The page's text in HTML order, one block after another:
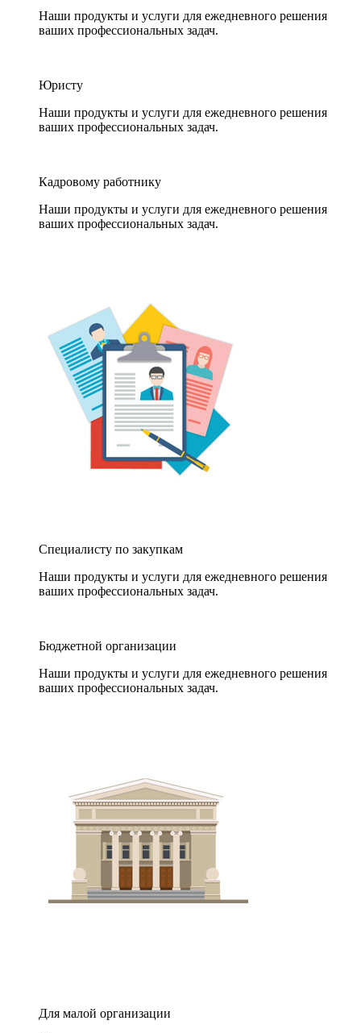
Наши продукты и услуги для ежедневного решения
ваших профессиональных задач.
Юристу
Наши продукты и услуги для ежедневного решения
ваших профессиональных задач.
Кадровому работнику
Наши продукты и услуги для ежедневного решения
ваших профессиональных задач.
Специалисту по закупкам
Наши продукты и услуги для ежедневного решения
ваших профессиональных задач.
Бюджетной организации
Наши продукты и услуги для ежедневного решения
ваших профессиональных задач.
Для малой организации